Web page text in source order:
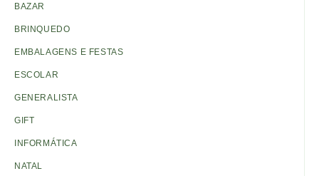
BAZAR
BRINQUEDO
EMBALAGENS E FESTAS
ESCOLAR
GENERALISTA
GIFT
INFORMÁTICA
NATAL